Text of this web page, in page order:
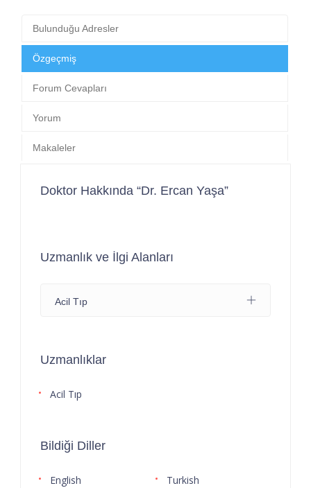
Bulunduğu Adresler
Özgeçmiş
Forum Cevapları
Yorum
Makaleler
Doktor Hakkında “Dr. Ercan Yaşa”
Uzmanlık ve İlgi Alanları
Acil Tıp
Uzmanlıklar
Acil Tıp
Bildiği Diller
English Turkish